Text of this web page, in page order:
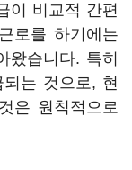
이 비교적 간편
로를 하기에는
왔습니다. 특히
는 것으로, 현
은 원칙적으로